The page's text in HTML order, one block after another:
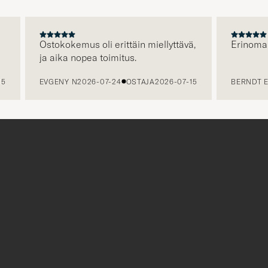
Ostokokemus oli erittäin miellyttävä,
ja aika nopea toimitus.
EVGENY N2026-07-24 OSTAJA2026-07-15 BERNDT E